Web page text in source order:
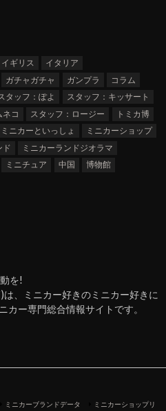
イギリス
イタリア
ガチャガチャ ガンプラ
コラム
タッフ：ぽよ
スタッフ：キッサート
ネコ スタッフ：ロージー
トミカ博
ミニカーといっしょ
ミニカーショップ
ド
ミニカーランドジオラマ
ミニチュア 中国
博物館
を!
、ミニカー好きのミニカー好きに
カー専門総合情報サイトです。
ミニカーブランドデータ
ミニカーショップリ